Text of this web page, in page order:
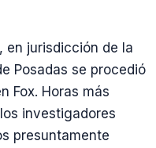
en jurisdicción de la
Posadas se procedió
Fox. Horas más
investigadores
presuntamente